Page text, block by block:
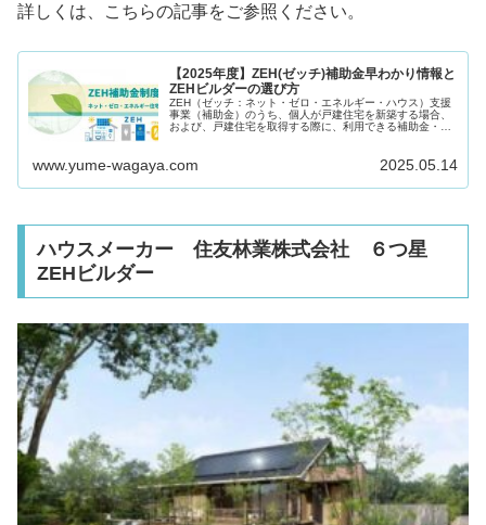
詳しくは、こちらの記事をご参照ください。
【2025年度】ZEH(ゼッチ)補助金早わかり情報と
ZEHビルダーの選び方
ZEH（ゼッチ：ネット・ゼロ・エネルギー・ハウス）支援
事業（補助金）のうち、個人が戸建住宅を新築する場合、
および、戸建住宅を取得する際に、利用できる補助金・税
www.yume-wagaya.com 2025.05.14
ハウスメーカー 住友林業株式会社 ６つ星
ZEHビルダー
引用元：住友林業ニュースリリース